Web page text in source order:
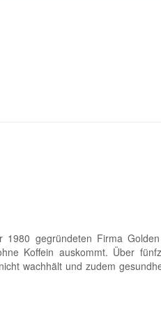
gegründeten Firma
Koffein auskommt. Über
wachhält und zudem